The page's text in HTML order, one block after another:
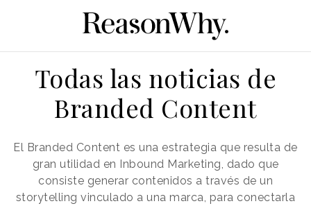
Todas las noticias de
Branded Content
El Branded Content es una estrategia que resulta de
gran utilidad en Inbound Marketing, dado que
consiste generar contenidos a través de un
storytelling vinculado a una marca, para conectarla